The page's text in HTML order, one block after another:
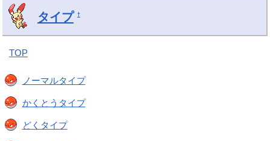
タイプ †
TOP
ノーマルタイプ
かくとうタイプ
どくタイプ